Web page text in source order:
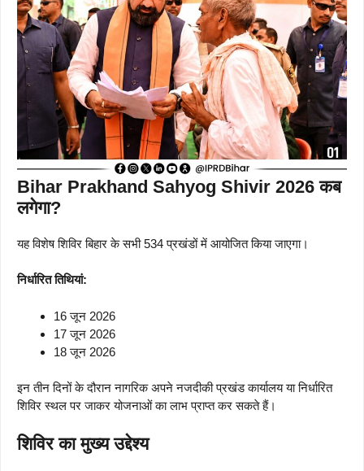
Bihar Prakhand Sahyog Shivir 2026 कब
लगेगा?
यह विशेष शिविर बिहार के सभी 534 प्रखंडों में आयोजित किया जाएगा।
निर्धारित तिथियां:
16 जून 2026
17 जून 2026
18 जून 2026
इन तीन दिनों के दौरान नागरिक अपने नजदीकी प्रखंड कार्यालय या निर्धारित
शिविर स्थल पर जाकर योजनाओं का लाभ प्राप्त कर सकते हैं।
शिविर का मुख्य उद्देश्य